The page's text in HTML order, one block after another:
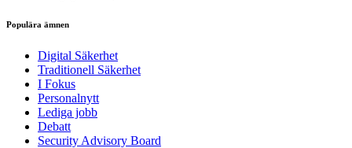
Populära ämnen
Digital Säkerhet
Traditionell Säkerhet
I Fokus
Personalnytt
Lediga jobb
Debatt
Security Advisory Board